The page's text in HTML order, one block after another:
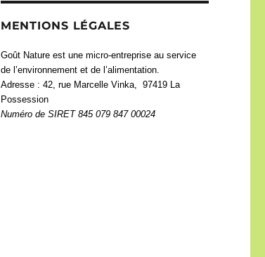
MENTIONS LÉGALES
Goût Nature est une micro-entreprise au service
de l’environnement et de l’alimentation.
Adresse : 42, rue Marcelle Vinka, 97419 La
Possession
Numéro de SIRET 845 079 847 00024